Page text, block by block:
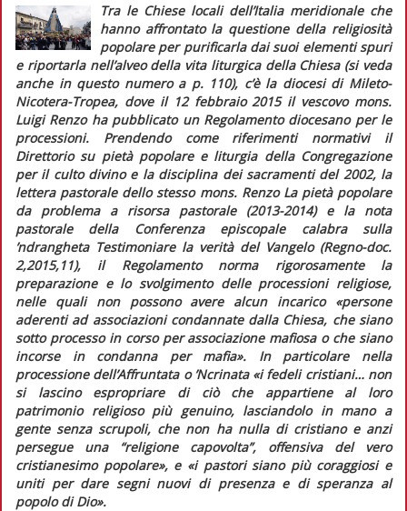
Tra le Chiese locali dell’Italia meridionale che
hanno affrontato la questione della religiosità
popolare per purificarla dai suoi elementi spuri
e riportarla nell’alveo della vita liturgica della Chiesa (si veda
anche in questo numeroa p. 110), c’è la diocesi di Mileto-
Nicotera-Tropea, dove il 12 febbraio 2015 il vescovo mons.
Luigi Renzo ha pubblicato un Regolamento diocesano per le
processioni. Prendendo come riferimenti normativi il
Direttorio su pietà popolare e liturgia della Congregazione
per il culto divino e la disciplina dei sacramenti del 2002, la
lettera pastorale dello stesso mons. Renzo La pietà popolare
da problema a risorsa pastorale (2013-2014) e la nota
pastorale della Conferenza episcopale calabra sulla
’ndrangheta Testimoniare la verità del Vangelo (Regno-doc.
2,2015,11), il Regolamentonorma rigorosamente la
preparazione e lo svolgimento delle processioni religiose,
nelle quali non possono avere alcun incarico «persone
aderenti ad associazioni condannate dalla Chiesa, che siano
sotto processo in corso per associazione mafiosa o che siano
incorse in condanna per mafia». In particolare nella
processione dell’Affruntata o ’Ncrinata «i fedeli cristiani… non
si lascino espropriare di ciò che appartiene al loro
patrimonio religioso più genuino, lasciandolo in mano a
gente senza scrupoli, che non ha nulla di cristiano e anzi
persegue una “religione capovolta”, offensiva del vero
cristianesimo popolare», e «i pastori siano più coraggiosi e
uniti per dare segni nuovi di presenza e di speranza al
popolo di Dio».